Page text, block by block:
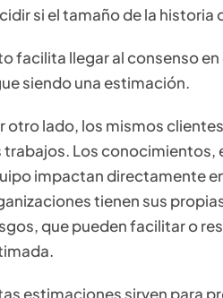
si el tamaño de la historia
facilita llegar al consenso
siendo una estimación.
otro lado, los mismos
trabajos. Los conocimientos,
impactan directamente
tienen sus
que pueden facilitar o
estimaciones sirven para